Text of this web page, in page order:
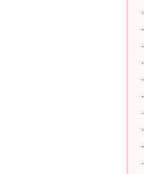
·
·
·
·
·
·
·
·
·
·